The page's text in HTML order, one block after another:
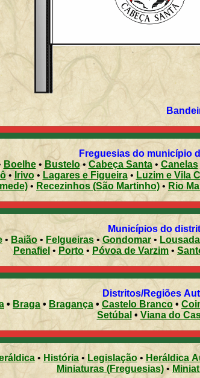
Freguesias do município
Boelhe• Bustelo•Cabeça Santa• Canelas
• Irivo• Lagares e Figueira• Luzim e Vila
• Recezinhos (São Martinho) • Rio
• Baião • Felgueiras•Gondomar• Lousada
Penafiel • Porto • Póvoa de Varzim •
• Braga • Bragança • Castelo Branco•
Setúbal • Viana do
• História • Legislação • Heráldica
Miniaturas (Freguesias)•